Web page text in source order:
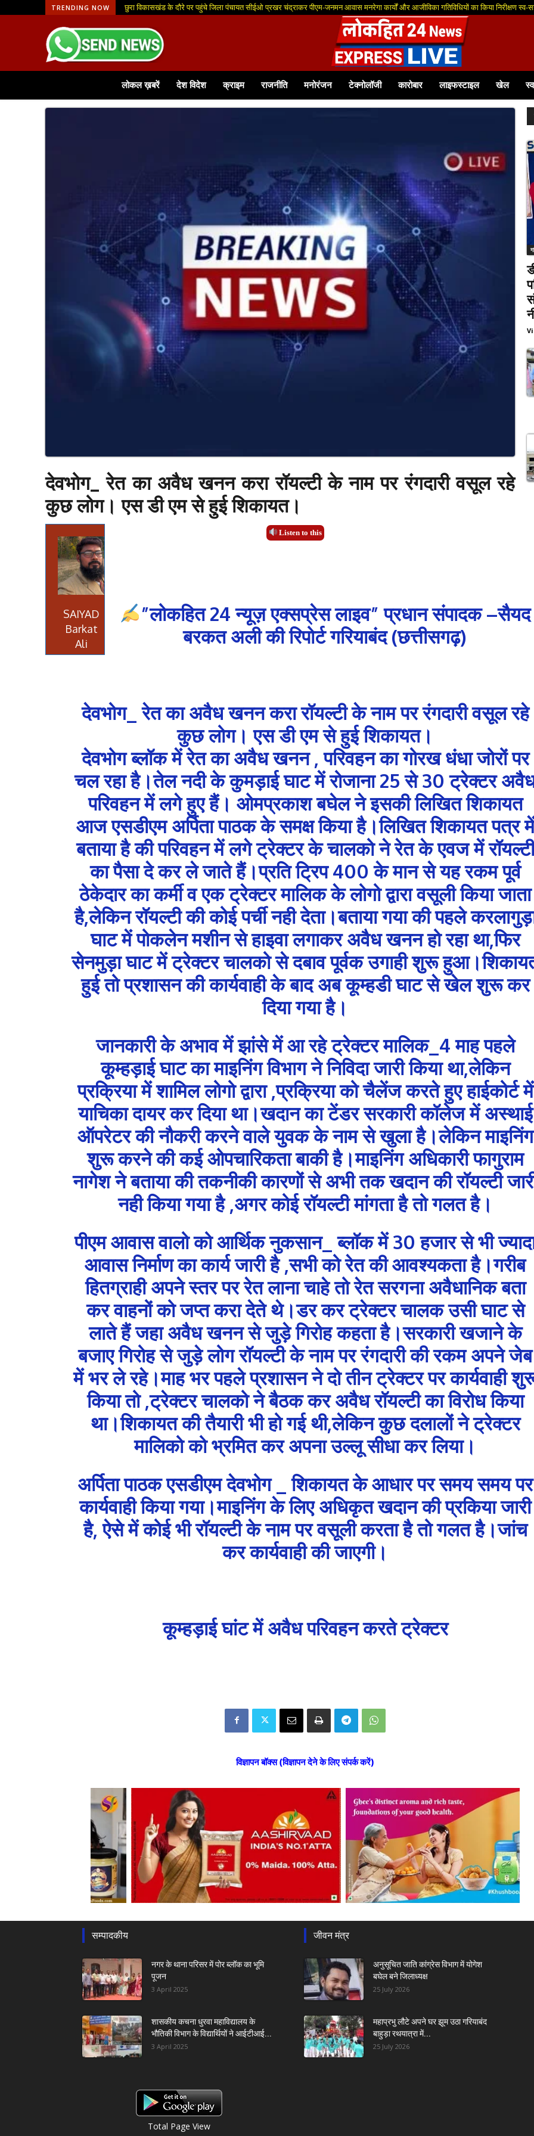
TRENDING NOW छुरा विकासखंड के दौरे पर पहुंचे जिला पंचायत सीईओ प्रखर चंद्राकर पीएम-जनमन आवास मनरेगा कार्यों और आजीविका गतिविधियों का किया निरीक्षण स्व-
लोकल ख़बरें देश विदेश क्राइम राजनीति मनोरंजन टेक्नोलॉजी कारोबार लाइफस्टाइल खेल
देवभोग_ रेत का अवैध खनन करा रॉयल्टी के नाम पर रंगदारी वसूल रहे
कुछ लोग। एस डी एम से हुई शिकायत।
Listen to this
SAIYAD
Barkat
Ali
”लोकहित 24 न्यूज़ एक्सप्रेस लाइव” प्रधान संपादक –सैयद
बरकत अली की रिपोर्ट गरियाबंद (छत्तीसगढ़)
देवभोग_ रेत का अवैध खनन करा रॉयल्टी के नाम पर रंगदारी वसूल रहे
कुछ लोग। एस डी एम से हुई शिकायत।
देवभोग ब्लॉक में रेत का अवैध खनन , परिवहन का गोरख धंधा जोरों पर
चल रहा है।तेल नदी के कुमड़ाई घाट में रोजाना 25 से 30 ट्रेक्टर
परिवहन में लगे हुए हैं। ओमप्रकाश बघेल ने इसकी लिखित शिकायत
आज एसडीएम अर्पिता पाठक के समक्ष किया है।लिखित शिकायत पत्र में
बताया है की परिवहन में लगे ट्रेक्टर के चालको ने रेत के एवज में रॉयल्टी
का पैसा दे कर ले जाते हैं।प्रति ट्रिप 400 के मान से यह रकम पूर्व
ठेकेदार का कर्मी व एक ट्रेक्टर मालिक के लोगो द्वारा वसूली किया जाता
है,लेकिन रॉयल्टी की कोई पर्ची नही देता।बताया गया की पहले
घाट में पोकलेन मशीन से हाइवा लगाकर अवैध खनन हो रहा था,फिर
सेनमुड़ा घाट में ट्रेक्टर चालको से दबाव पूर्वक उगाही शुरू
हुई तो प्रशासन की कार्यवाही के बाद अब कूम्हडी घाट से खेल शुरू कर
दिया गया है।
जानकारी के अभाव में झांसे में आ रहे ट्रेक्टर मालिक_4 माह पहले
कूम्हड़ाई घाट का माइनिंग विभाग ने निविदा जारी किया था,लेकिन
प्रक्रिया में शामिल लोगो द्वारा ,प्रक्रिया को चैलेंज करते हुए हाईकोर्ट में
याचिका दायर कर दिया था।खदान का टेंडर सरकारी कॉलेज में अस्थाई
ऑपरेटर की नौकरी करने वाले युवक के नाम से खुला है।लेकिन माइनिंग
शुरू करने की कई ओपचारिकता बाकी है।माइनिंग अधिकारी फागुराम
नागेश ने बताया की तकनीकी कारणों से अभी तक खदान की रॉयल्टी
नही किया गया है ,अगर कोई रॉयल्टी मांगता है तो गलत है।
पीएम आवास वालो को आर्थिक नुकसान_ ब्लॉक में 30 हजार से भी
आवास निर्माण का कार्य जारी है ,सभी को रेत की आवश्यकता है।गरीब
हितग्राही अपने स्तर पर रेत लाना चाहे तो रेत सरगना अवैधानिक बता
कर वाहनों को जप्त करा देते थे।डर कर ट्रेक्टर चालक उसी घाट से
लाते हैं जहा अवैध खनन से जुड़े गिरोह कहता है।सरकारी खजाने के
बजाए गिरोह से जुड़े लोग रॉयल्टी के नाम पर रंगदारी की रकम अपने जेब
में भर ले रहे।माह भर पहले प्रशासन ने दो तीन ट्रेक्टर पर कार्यवाही
किया तो ,ट्रेक्टर चालको ने बैठक कर अवैध रॉयल्टी का विरोध किया
था।शिकायत की तैयारी भी हो गई थी,लेकिन कुछ दलालों ने ट्रेक्टर
मालिको को भ्रमित कर अपना उल्लू सीधा कर लिया।
अर्पिता पाठक एसडीएम देवभोग _ शिकायत के आधार पर समय समय पर
कार्यवाही किया गया।माइनिंग के लिए अधिकृत खदान की प्रकिया जारी
है, ऐसे में कोई भी रॉयल्टी के नाम पर वसूली करता है तो गलत है।जांच
कर कार्यवाही की जाएगी।
कूम्हड़ाई घांट में अवैध परिवहन करते ट्रेक्टर
विज्ञापन बॉक्स (विज्ञापन देने के लिए संपर्क करें)
सम्पादकीय
नगर के थाना परिसर में पोर ब्लॉक का भूमि
पूजन
3 April 2025
शासकीय कचना धुरवा महाविद्यालय के
भौतिकी विभाग के विद्यार्थियों ने आईटीआई...
3 April 2025
Total Page View
जीवन मंत्र
अनुसूचित जाति कांग्रेस विभाग में योगेश
बघेल बने जिलाध्यक्ष
25 July 2026
महाप्रभु लौटे अपने घर झूम उठा गरियाबंद
बाहुड़ा रथयात्रा में...
25 July 2026